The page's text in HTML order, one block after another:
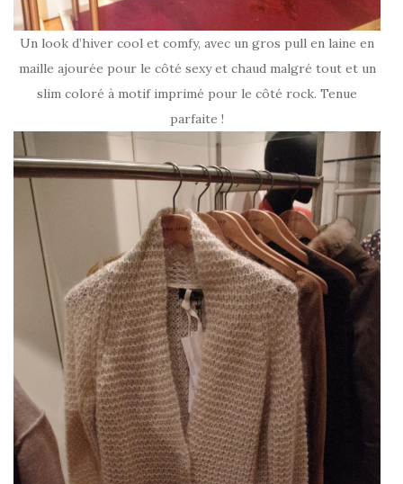
Un look d’hiver cool et comfy, avec un gros pull en laine en
maille ajourée pour le côté sexy et chaud malgré tout et un
slim coloré à motif imprimé pour le côté rock. Tenue
parfaite !